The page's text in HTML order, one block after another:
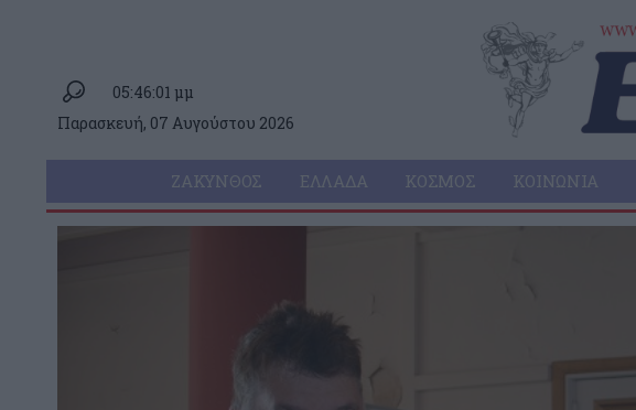
05:46:01 μμ
Παρασκευή, 07 Αυγούστου 2026
ΖΆΚΥΝΘΟΣ ΕΛΛΆΔΑ ΚΌΣΜΟΣ ΚΟΙΝΩΝΊΑ